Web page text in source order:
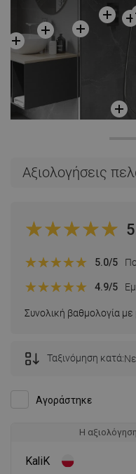
Αξιολογήσεις
Συνολική βαθμολογία
5.0/5
4.9/5
Αγοράστηκε
Ταξινόμηση κατά:
Η
KaliK